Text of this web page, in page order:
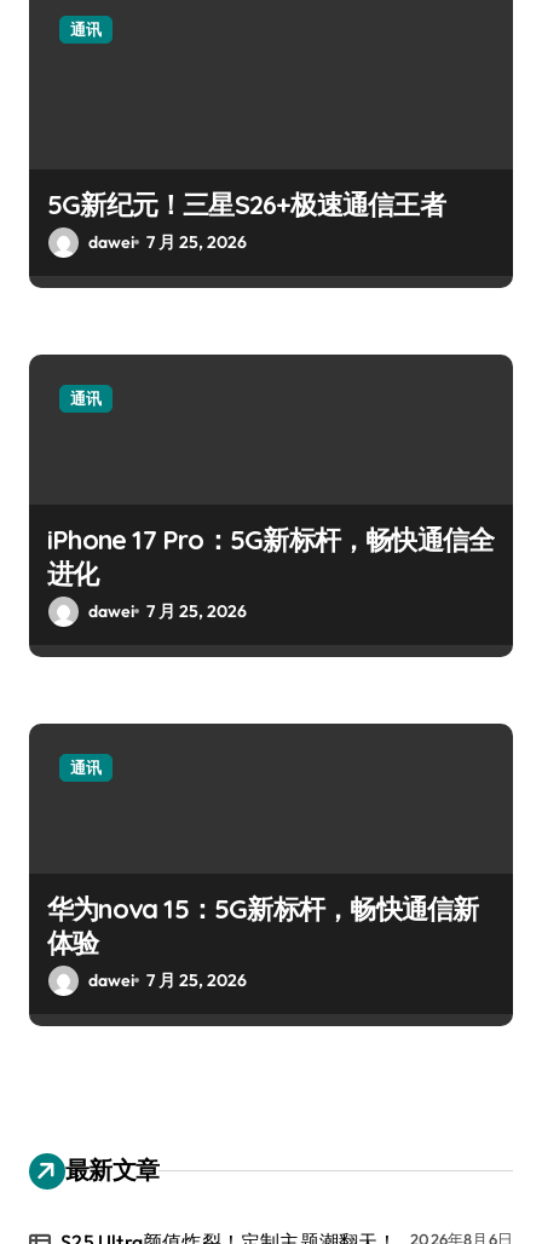
通讯
5G新纪元！三星S26+极速通信王者
dawei 7 月 25, 2026
通讯
iPhone 17 Pro：5G新标杆，畅快通信全
进化
dawei 7 月 25, 2026
通讯
华为nova 15：5G新标杆，畅快通信新
体验
dawei 7 月 25, 2026
最新文章
2026年8月6日